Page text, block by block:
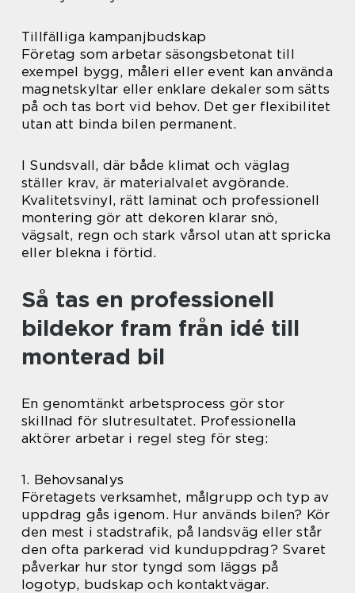
Tillfälliga kampanjbudskap
Företag som arbetar säsongsbetonat till
exempel bygg, måleri eller event kan använda
magnetskyltar eller enklare dekaler som sätts
på och tas bort vid behov. Det ger flexibilitet
utan att binda bilen permanent.
I Sundsvall, där både klimat och väglag
ställer krav, är materialvalet avgörande.
Kvalitetsvinyl, rätt laminat och professionell
montering gör att dekoren klarar snö,
vägsalt, regn och stark vårsol utan att spricka
eller blekna i förtid.
Så tas en professionell
bildekor fram från idé till
monterad bil
En genomtänkt arbetsprocess gör stor
skillnad för slutresultatet. Professionella
aktörer arbetar i regel steg för steg:
1. Behovsanalys
Företagets verksamhet, målgrupp och typ av
uppdrag gås igenom. Hur används bilen? Kör
den mest i stadstrafik, på landsväg eller står
den ofta parkerad vid kunduppdrag? Svaret
påverkar hur stor tyngd som läggs på
logotyp, budskap och kontaktvägar.